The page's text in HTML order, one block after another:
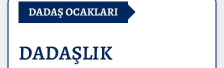
DADAŞ OCAKLARI
DADAŞLIK